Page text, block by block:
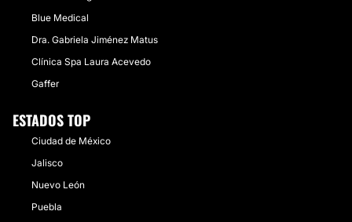
Blue Medical
Dra. Gabriela Jiménez Matus
Clínica Spa Laura Acevedo
Gaffer
ESTADOS TOP
Ciudad de México
Jalisco
Nuevo León
Puebla